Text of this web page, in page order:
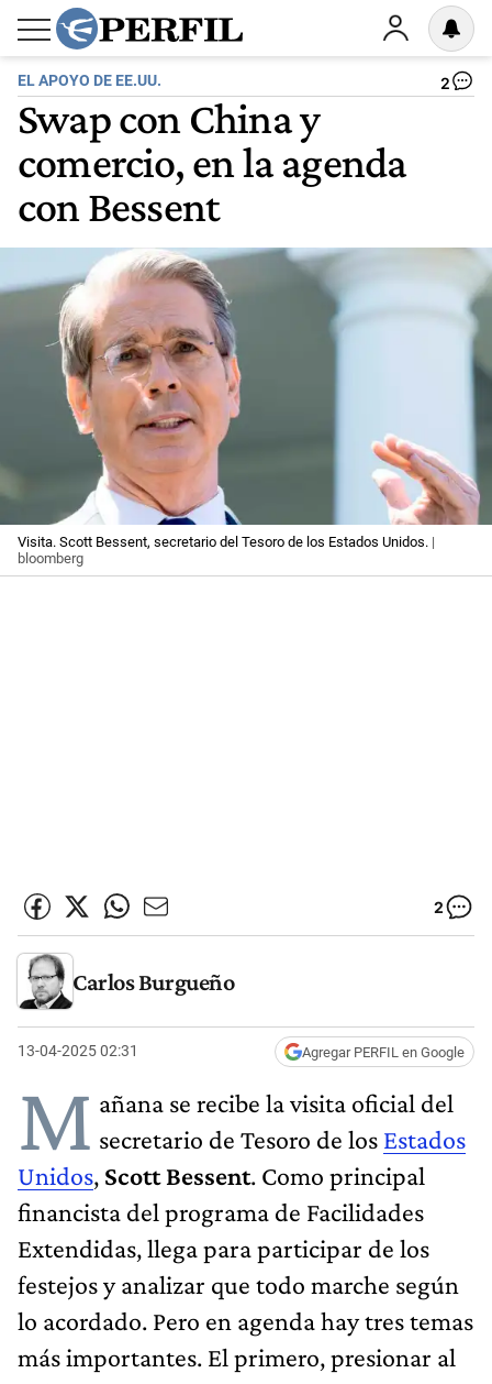
EL APOYO DE EE.UU. 2
Swap con China y
comercio, en la agenda
con Bessent
Visita. Scott Bessent, secretario del Tesoro de los Estados Unidos. |
bloomberg
2
Carlos Burgueño
13-04-2025 02:31 Agregar PERFIL en Google
M añana se recibe la visita oficial del
secretario de Tesoro de los Estados
Unidos, Scott Bessent. Como principal
financista del programa de Facilidades
Extendidas, llega para participar de los
festejos y analizar que todo marche según
lo acordado. Pero en agenda hay tres temas
más importantes. El primero, presionar al